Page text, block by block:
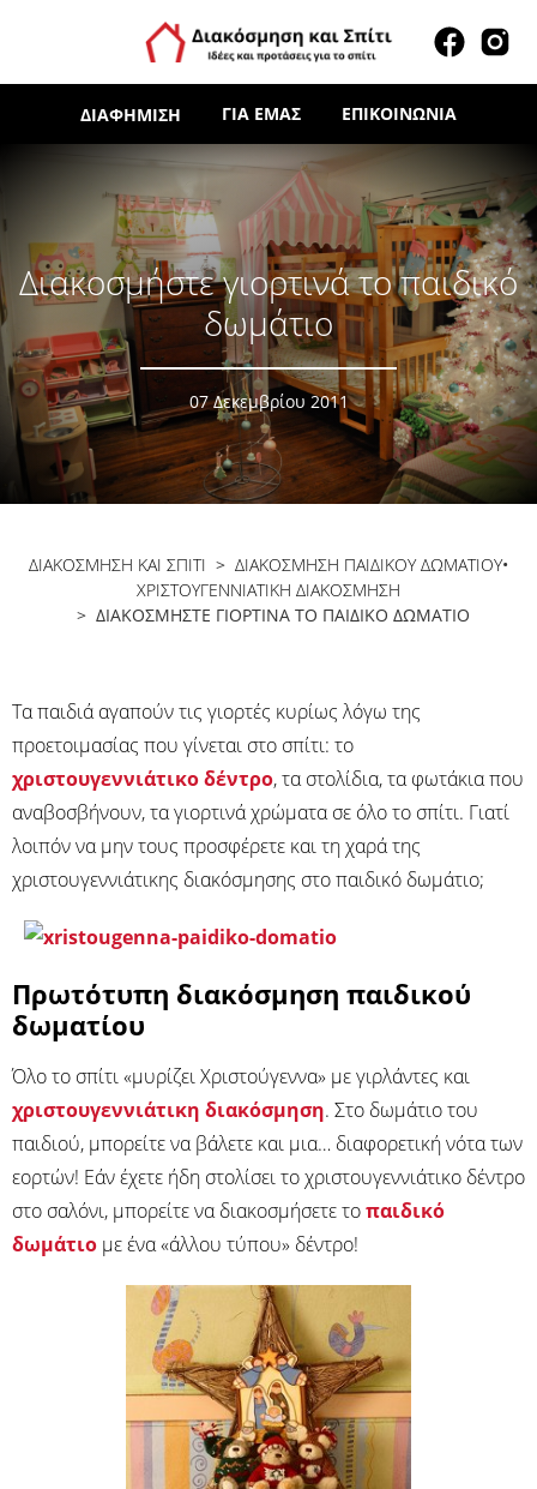
ΔΙΑΦΉΜΙΣΗ ΓΙΑ ΕΜΆΣ ΕΠΙΚΟΙΝΩΝΊΑ
Διακοσμήστε γιορτινά το παιδικό
δωμάτιο
07 Δεκεμβρίου 2011
ΔΙΑΚΟΣΜΗΣΗ ΚΑΙ ΣΠΙΤΙ > ΔΙΑΚΌΣΜΗΣΗ ΠΑΙΔΙΚΟΎ ΔΩΜΑΤΊΟΥ•
ΧΡΙΣΤΟΥΓΕΝΝΙΆΤΙΚΗ ΔΙΑΚΌΣΜΗΣΗ
> ΔΙΑΚΟΣΜΉΣΤΕ ΓΙΟΡΤΙΝΆ ΤΟ ΠΑΙΔΙΚΌ ΔΩΜΆΤΙΟ
Τα παιδιά αγαπούν τις γιορτές κυρίως λόγω της
προετοιμασίας που γίνεται στο σπίτι: το
χριστουγεννιάτικο δέντρο, τα στολίδια, τα φωτάκια που
αναβοσβήνουν, τα γιορτινά χρώματα σε όλο το σπίτι. Γιατί
λοιπόν να μην τους προσφέρετε και τη χαρά της
χριστουγεννιάτικης διακόσμησης στο παιδικό δωμάτιο;
Πρωτότυπη διακόσμηση παιδικού
δωματίου
Όλο το σπίτι «μυρίζει Χριστούγεννα» με γιρλάντες και
χριστουγεννιάτικη διακόσμηση. Στο δωμάτιο του
παιδιού, μπορείτε να βάλετε και μια… διαφορετική νότα των
εορτών! Εάν έχετε ήδη στολίσει το χριστουγεννιάτικο δέντρο
στο σαλόνι, μπορείτε να διακοσμήσετε τοπαιδικό
δωμάτιο με ένα «άλλου τύπου» δέντρο!